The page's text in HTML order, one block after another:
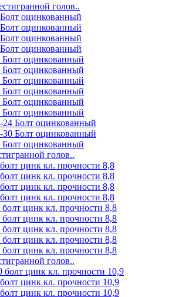
голов..
оцинкованный
оцинкованный
оцинкованный
оцинкованный
оцинкованный
оцинкованный
оцинкованный
оцинкованный
оцинкованный
оцинкованный
Болт оцинкованный
Болт оцинкованный
оцинкованный
голов..
цинк кл. прочности 8,8
цинк кл. прочности 8,8
цинк кл. прочности 8,8
цинк кл. прочности 8,8
цинк кл. прочности 8,8
цинк кл. прочности 8,8
цинк кл. прочности 8,8
цинк кл. прочности 8,8
цинк кл. прочности 8,8
голов..
болт цинк кл. прочности 10,9
цинк кл. прочности 10,9
цинк кл. прочности 10,9